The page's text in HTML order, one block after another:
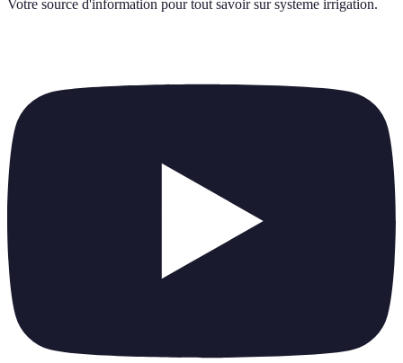
Votre source d'information pour tout savoir sur systeme irrigation.